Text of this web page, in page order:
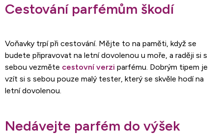
Cestování parfémům škodí
Voňavky trpí při cestování. Mějte to na paměti, když se
budete připravovat na letní dovolenou u moře, a raději si s
sebou vezměte cestovní verzi parfému. Dobrým tipem je
vzít si s sebou pouze malý tester, který se skvěle hodí na
letní dovolenou.
Nedávejte parfém do výšek